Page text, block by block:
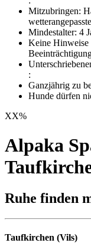
Mitzubringen:
Mindestalter: 4
Keine Hinweise
:
Ganzjährig zu
Hunde dürfen
XX%
Alpaka
Ruhe finden
Taufkirchen (Vils)